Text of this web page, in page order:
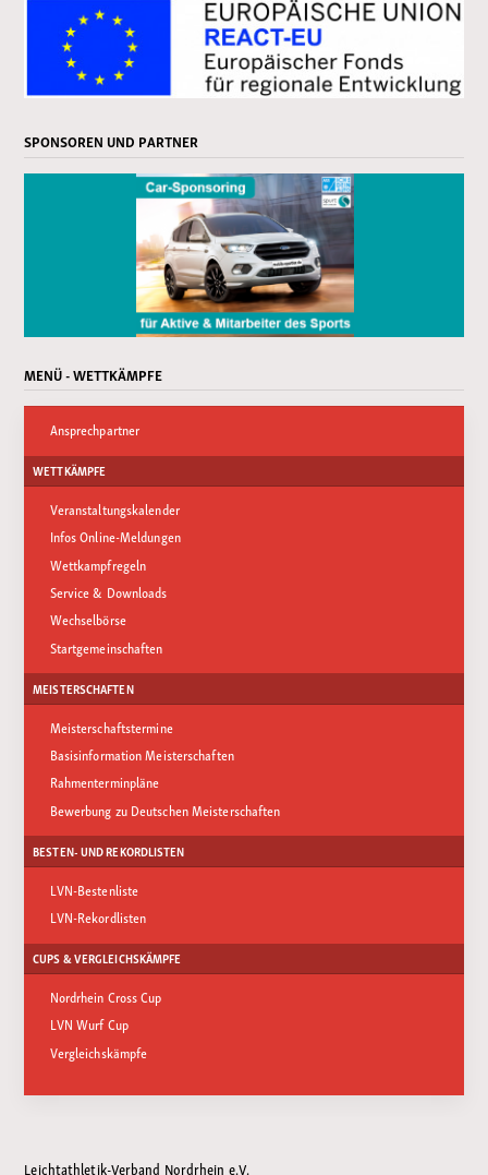
SPONSOREN UND PARTNER
MENÜ - WETTKÄMPFE
Ansprechpartner
WETTKÄMPFE
Veranstaltungskalender
Infos Online-Meldungen
Wettkampfregeln
Service & Downloads
Wechselbörse
Startgemeinschaften
MEISTERSCHAFTEN
Meisterschaftstermine
Basisinformation Meisterschaften
Rahmenterminpläne
Bewerbung zu Deutschen Meisterschaften
BESTEN- UND REKORDLISTEN
LVN-Bestenliste
LVN-Rekordlisten
CUPS & VERGLEICHSKÄMPFE
Nordrhein Cross Cup
LVN Wurf Cup
Vergleichskämpfe
Leichtathletik-Verband Nordrhein e.V.